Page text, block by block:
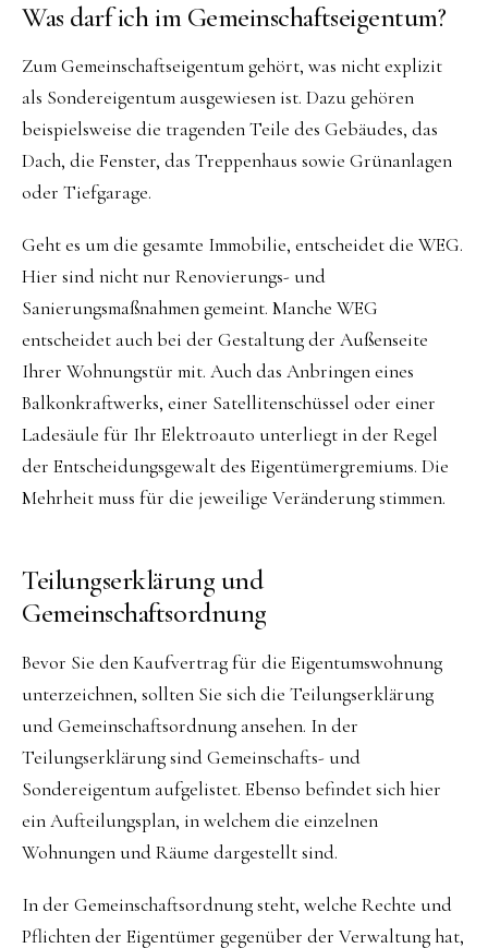
Was darf ich im Gemeinschaftseigentum?
Zum Gemeinschaftseigentum gehört, was nicht explizit
als Sondereigentum ausgewiesen ist. Dazu gehören
beispielsweise die tragenden Teile des Gebäudes, das
Dach, die Fenster, das Treppenhaus sowie Grünanlagen
oder Tiefgarage.
Geht es um die gesamte Immobilie, entscheidet die WEG.
Hier sind nicht nur Renovierungs- und
Sanierungsmaßnahmen gemeint. Manche WEG
entscheidet auch bei der Gestaltung der Außenseite
Ihrer Wohnungstür mit. Auch das Anbringen eines
Balkonkraftwerks, einer Satellitenschüssel oder einer
Ladesäule für Ihr Elektroauto unterliegt in der Regel
der Entscheidungsgewalt des Eigentümergremiums. Die
Mehrheit muss für die jeweilige Veränderung stimmen.
Teilungserklärung und
Gemeinschaftsordnung
Bevor Sie den Kaufvertrag für die Eigentumswohnung
unterzeichnen, sollten Sie sich die Teilungserklärung
und Gemeinschaftsordnung ansehen. In der
Teilungserklärung sind Gemeinschafts- und
Sondereigentum aufgelistet. Ebenso befindet sich hier
ein Aufteilungsplan, in welchem die einzelnen
Wohnungen und Räume dargestellt sind.
In der Gemeinschaftsordnung steht, welche Rechte und
Pflichten der Eigentümer gegenüber der Verwaltung hat,